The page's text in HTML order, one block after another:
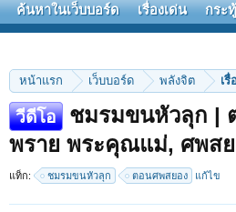
หน้าแรก เว็บบอร์ด พลังจิต เรื่
วีดีโอ
ชมรมขนหัวลุก |
พราย พระคุณแม่, ศพสย
แท็ก: ชมรมขนหัวลุก ตอนศพสยอง แก้ไข
ค้นหาในเว็บบอร์ด เรื่องเด่น กระ